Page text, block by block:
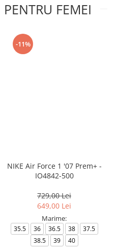
FEMEI
-11%
NIKE Air Force 1 '07 Prem+ -
IO4842-500
729,00 Lei
649,00 Lei
Marime:
35.5 36 36.5 38
37.5
38.5
39 40